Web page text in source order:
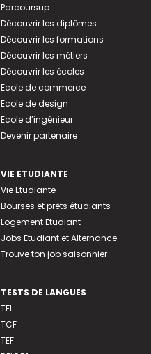
Parcoursup
Découvrir les diplômes
Découvrir les formations
Découvrir les métiers
Découvrir les écoles
Ecole de commerce
Ecole de design
Ecole d’ingénieur
Devenir partenaire
VIE ETUDIANTE
Vie Etudiante
Bourses et prêts étudiants
Logement Etudiant
Jobs Etudiant et Alternance
Trouve ton job saisonnier
TESTS DE LANGUES
TFI
TCF
TEF